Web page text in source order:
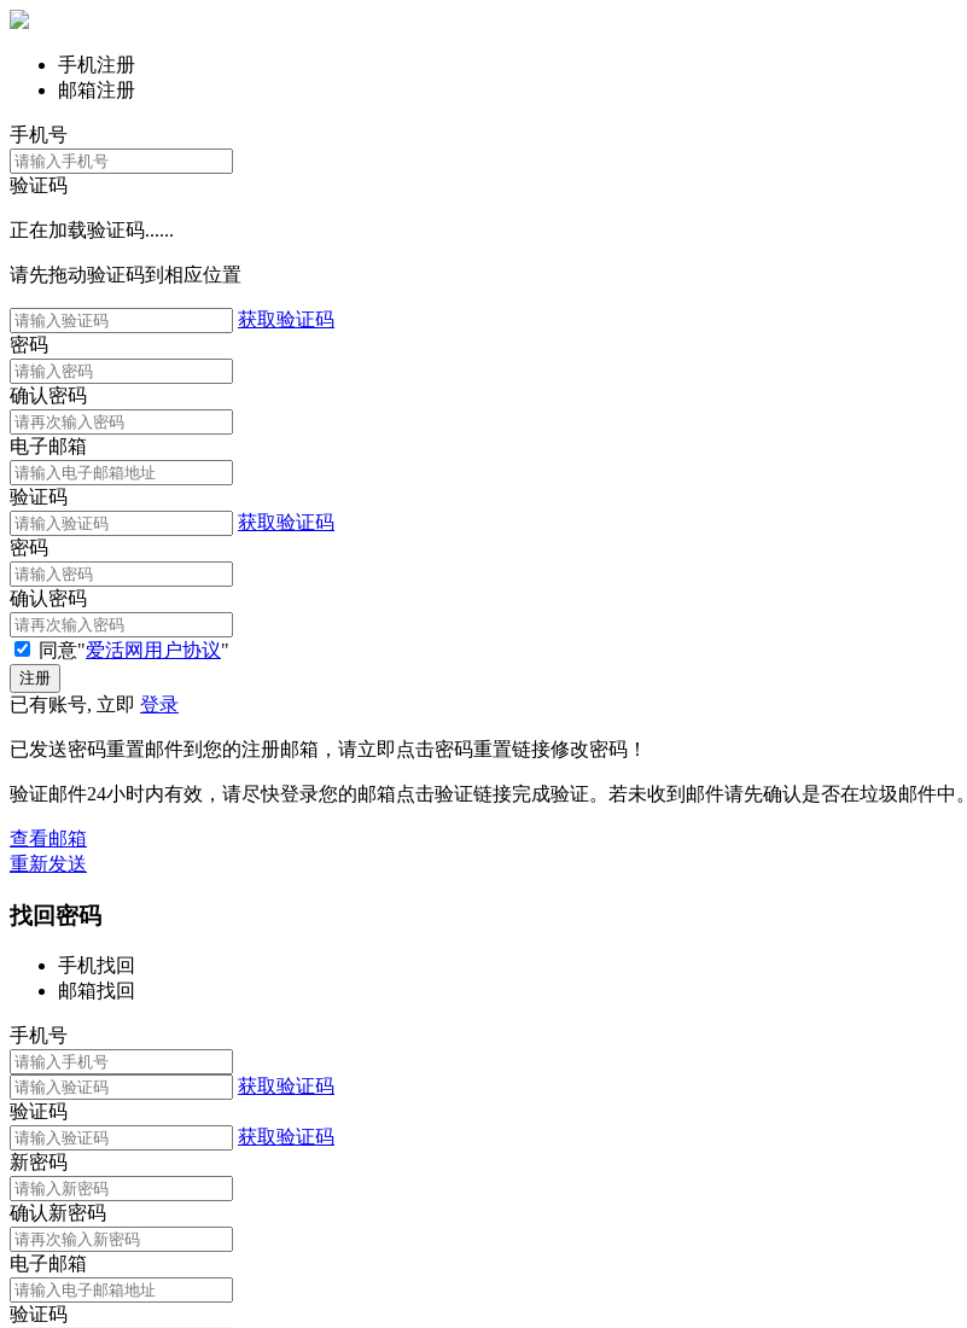
手机注册
邮箱注册
手机号
验证码
正在加载验证码......
请先拖动验证码到相应位置
获取验证码
密码
确认密码
电子邮箱
验证码
获取验证码
密码
确认密码
同意"爱活网用户协议"
已有账号, 立即 登录
已发送密码重置邮件到您的注册邮箱，请立即点击密码重置链接修改密码！
验证邮件24小时内有效，请尽快登录您的邮箱点击验证链接完成验证。若未收到邮件请先确认是否在垃圾邮件中。
查看邮箱
重新发送
找回密码
手机找回
邮箱找回
手机号
获取验证码
验证码
获取验证码
新密码
确认新密码
电子邮箱
验证码